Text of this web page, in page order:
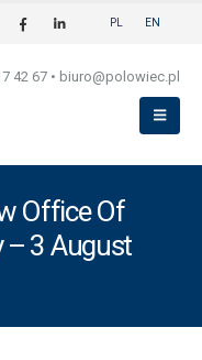
PL EN
42 67 • biuro@polowiec.pl
Office Of
– 3 August